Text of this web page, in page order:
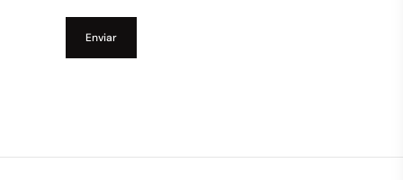
Enviar